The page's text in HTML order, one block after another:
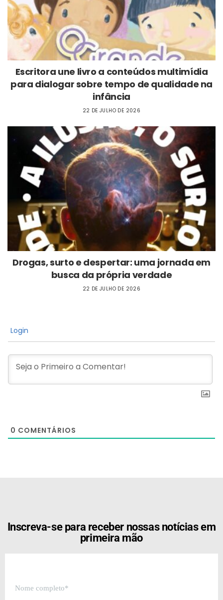
Escritora une livro a conteúdos multimídia
para dialogar sobre tempo de qualidade na
infância
22 DE JULHO DE 2026
Drogas, surto e despertar: uma jornada em
busca da própria verdade
22 DE JULHO DE 2026
Login
0 COMENTÁRIOS
Inscreva-se para receber nossas notícias em
primeira mão